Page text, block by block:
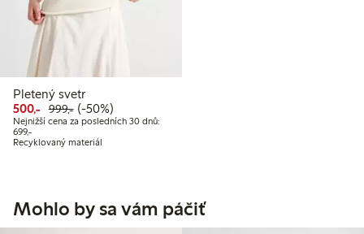
Pletený svetr
500,- Snížená cena: 500,00 Kč
999,-Běžná cena: 999,00 Kč
50% sleva
(-50%)
Nejnižší cena za posledních 30 dnů:
699,-Nejnižší cena za posledních 30 dnů: 699,00 Kč
Recyklovaný materiál
Mohlo by sa vám páčiť